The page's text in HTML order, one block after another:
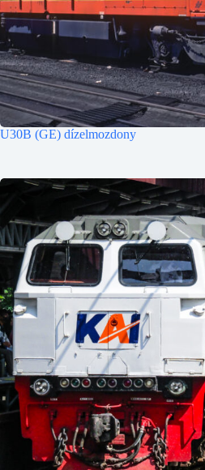
U30B (GE) dízelmozdony